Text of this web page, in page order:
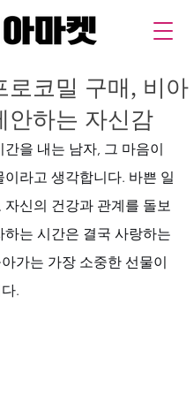
로코밀 구매, 비아
안하는 자신감
간을 내는 남자, 그 마음이
이라고 생각합니다. 바쁜 일
자신의 건강과 관계를 돌보
하는 시간은 결국 사랑하는
가는 가장 소중한 선물이
.